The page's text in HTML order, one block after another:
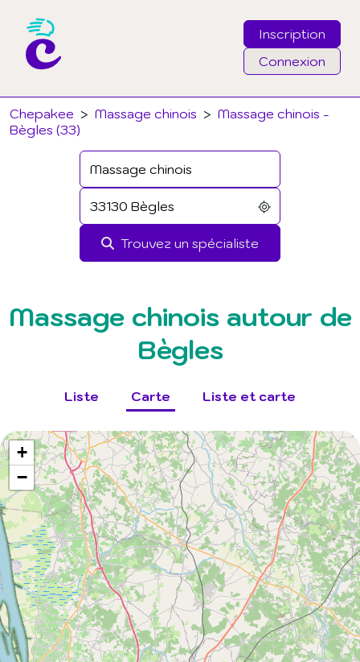
Inscription
Connexion
Chepakee > Massage chinois > Massage chinois -
Bègles (33)
Trouvez un spécialiste
Email
Mot de passe
J'ai oublié mon mot de passe
Connexion
Massage chinois autour de
Bègles
Liste Carte Liste et carte
+
−